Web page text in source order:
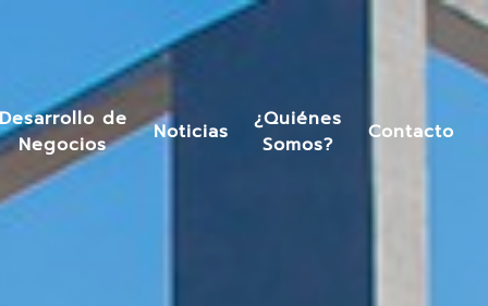
de
Negocios
Noticias
¿Quiénes
Somos?
Contacto